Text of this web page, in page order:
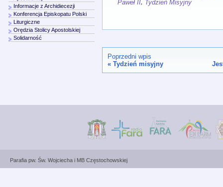
Paweł II Tydzień Misyjny
Poprzedni wpis
« Tydzień misyjny
Informacje z Archidiecezji
Konferencja Episkopatu Polski
Liturgiczne
Orędzia Stolicy Apostolskiej
Solidarność
Parafia pw. Św. Wojciecha i MB Częstochowskiej